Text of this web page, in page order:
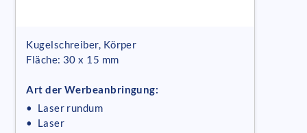
Kugelschreiber, Körper
Fläche: 30 x 15 mm
Art der Werbeanbringung:
• Laser rundum
• Laser